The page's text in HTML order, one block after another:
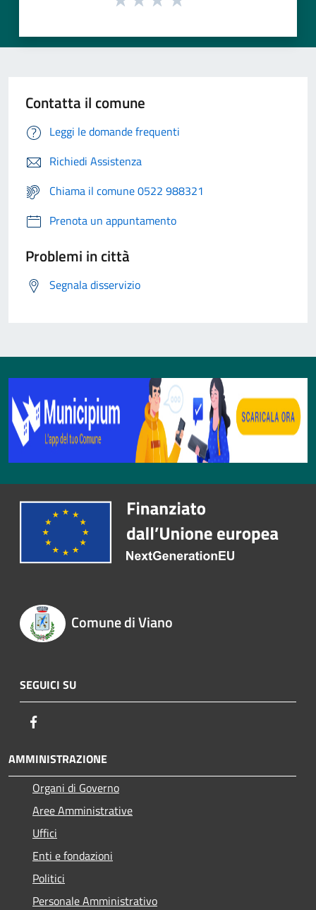
Contatta il comune
Leggi le domande frequenti
Richiedi Assistenza
Chiama il comune 0522 988321
Prenota un appuntamento
Problemi in città
Segnala disservizio
Comune di Viano
SEGUICI SU
AMMINISTRAZIONE
Organi di Governo
Aree Amministrative
Uffici
Enti e fondazioni
Politici
Personale Amministrativo